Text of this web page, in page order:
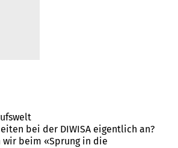
bei der DIWISA eigentlich an?
wir beim «Sprung in die